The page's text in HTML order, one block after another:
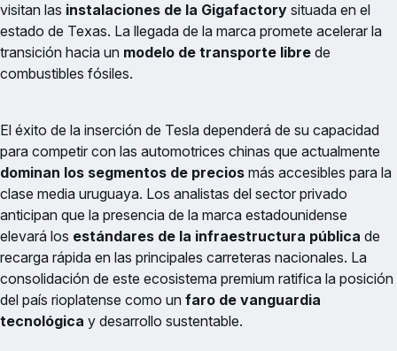
visitan las instalaciones de la Gigafactory situada en el
estado de Texas. La llegada de la marca promete acelerar la
transición hacia un modelo de transporte libre de
combustibles fósiles.
El éxito de la inserción de Tesla dependerá de su capacidad
para competir con las automotrices chinas que actualmente
dominan los segmentos de precios más accesibles para la
clase media uruguaya. Los analistas del sector privado
anticipan que la presencia de la marca estadounidense
elevará los estándares de la infraestructura pública de
recarga rápida en las principales carreteras nacionales. La
consolidación de este ecosistema premium ratifica la posición
del país rioplatense como un faro de vanguardia
tecnológica y desarrollo sustentable.